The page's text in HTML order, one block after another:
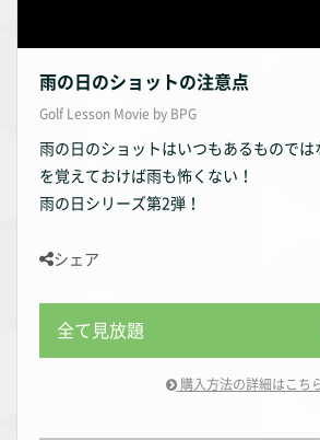
雨の日のショットの注意点
Golf Lesson Movie by BPG
雨の日のショットはいつもあるもので
を覚えておけば雨も怖くない！
雨の日シリーズ第2弾！
シェア
全て見放題
購入方法の詳細はこち